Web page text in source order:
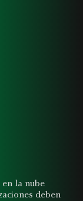
la nube
deben